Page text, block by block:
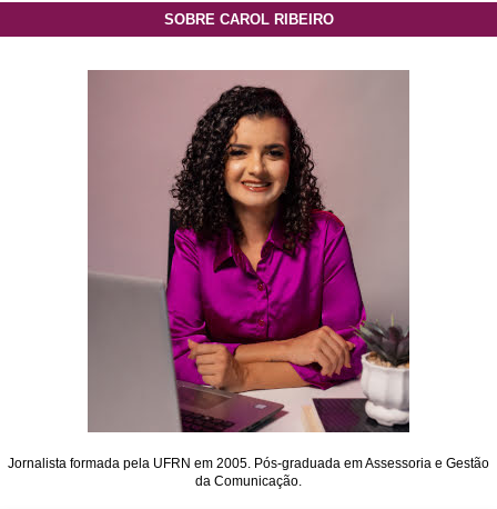
SOBRE CAROL RIBEIRO
Jornalista formada pela UFRN em 2005. Pós-graduada em Assessoria e Gestão
da Comunicação.